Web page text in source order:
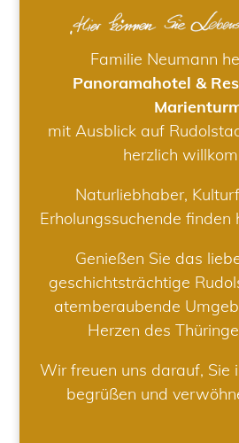
Familie Neumann
Panoramahotel &
mit Ausblick auf
herzlich
Naturliebhaber,
Erholungssuchende finden
Genießen Sie das
geschichtsträchtige
atemberaubende
Herzen des
Wir freuen uns darauf, Sie
begrüßen und